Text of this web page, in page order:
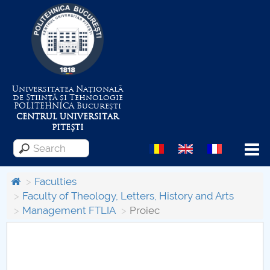
Universitatea Națională
de Știință și Tehnologie
POLITEHNICABucurești
CENTRUL UNIVERSITAR
PITEȘTI
Menu
About the University
Faculties
Faculty of Theology, Letters, History and Arts
Management FTLIA
Proiec